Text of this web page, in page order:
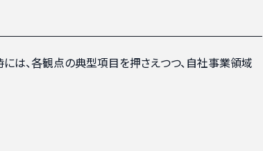
は、各観点の典型項目を押さえつつ、自社事業領域